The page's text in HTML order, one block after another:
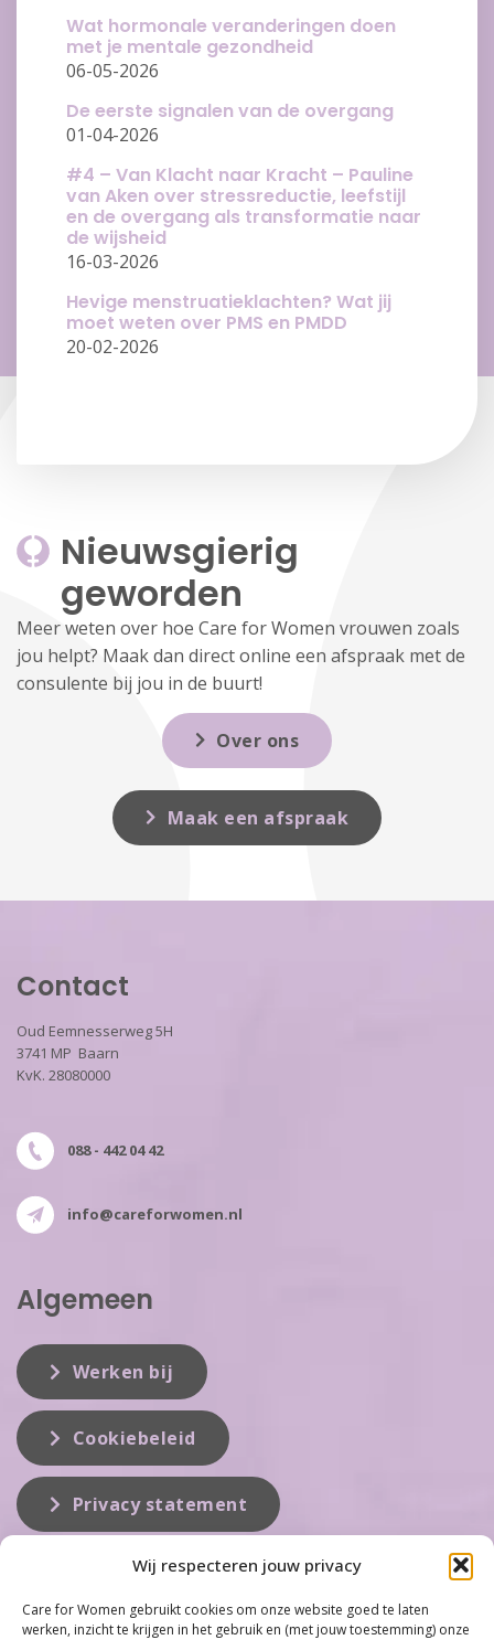
Wij respecteren jouw privacy
Care for Women gebruikt cookies om onze website goed te laten
werken, inzicht te krijgen in het gebruik en (met jouw toestemming) onze
Wat hormonale veranderingen doen
met je mentale gezondheid
06-05-2026
De eerste signalen van de overgang
01-04-2026
#4 – Van Klacht naar Kracht – Pauline
van Aken over stressreductie, leefstijl
en de overgang als transformatie naar
de wijsheid
16-03-2026
Hevige menstruatieklachten? Wat jij
moet weten over PMS en PMDD
20-02-2026
Nieuwsgierig
geworden
Meer weten over hoe Care for Women vrouwen zoals
jou helpt? Maak dan direct online een afspraak met de
consulente bij jou in de buurt!
Over ons
Maak een afspraak
Contact
Oud Eemnesserweg 5H
3741 MP Baarn
KvK. 28080000
088 - 442 04 42
info@careforwomen.nl
Algemeen
Werken bij
Cookiebeleid
Privacy statement
Care for Women is de eerste organisatie die zich inzet op het gebied